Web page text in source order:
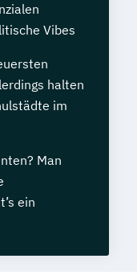
Vibes
halten
im
Man
ein